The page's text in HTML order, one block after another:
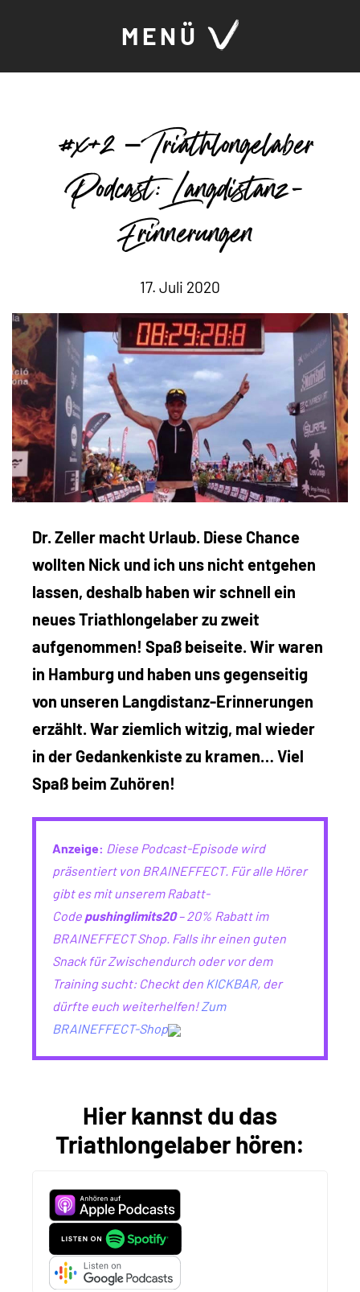
MENÜ
#x+2 – Triathlongelaber
Podcast: Langdistanz-
Erinnerungen
17. Juli 2020
Dr. Zeller macht Urlaub. Diese Chance
wollten Nick und ich uns nicht entgehen
lassen, deshalb haben wir schnell ein
neues Triathlongelaber zu zweit
aufgenommen! Spaß beiseite. Wir waren
in Hamburg und haben uns gegenseitig
von unseren Langdistanz-Erinnerungen
erzählt. War ziemlich witzig, mal wieder
in der Gedankenkiste zu kramen… Viel
Spaß beim Zuhören!
Anzeige: Diese Podcast-Episode wird
präsentiert von BRAINEFFECT. Für alle Hörer
gibt es mit unserem Rabatt-
Code pushinglimits20– 20% Rabatt im
BRAINEFFECT Shop. Falls ihr einen guten
Snack für Zwischendurch oder vor dem
Training sucht: Checkt den KICKBAR, der
dürfte euch weiterhelfen!Zum
BRAINEFFECT-Shop
Hier kannst du das
Triathlongelaber hören: